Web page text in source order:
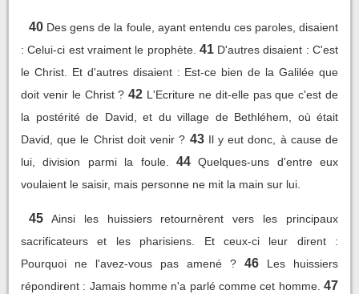
40 Des gens de la foule, ayant entendu ces paroles, disaient
: Celui-ci est vraiment le prophète. 41 D'autres disaient : C'est
le Christ. Et d'autres disaient : Est-ce bien de la Galilée que
doit venir le Christ ? 42 L'Ecriture ne dit-elle pas que c'est de
la postérité de David, et du village de Bethléhem, où était
David, que le Christ doit venir ? 43 Il y eut donc, à cause de
lui, division parmi la foule.
44 Quelques-uns d'entre eux
voulaient le saisir, mais personne ne mit la main sur lui.
45
Ainsi les huissiers retournèrent vers les principaux
sacrificateurs et les pharisiens. Et ceux-ci leur dirent :
Pourquoi ne l'avez-vous pas amené ?
46
Les huissiers
répondirent : Jamais homme n'a parlé comme cet homme. 47